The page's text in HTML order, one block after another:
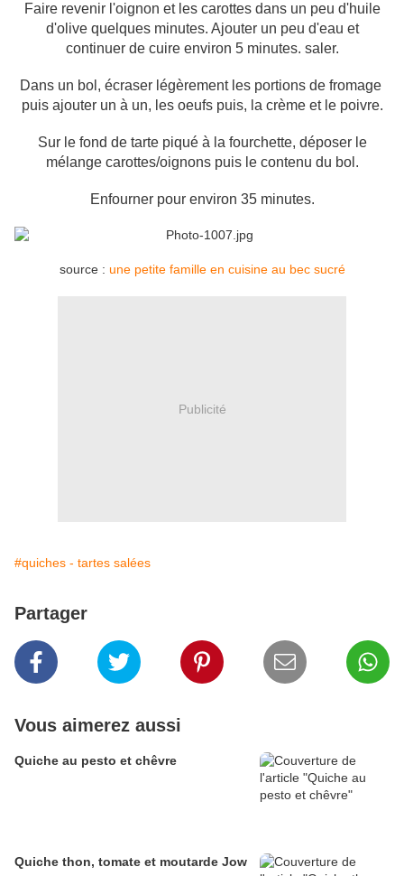
Faire revenir l'oignon et les carottes dans un peu d'huile
d'olive quelques minutes. Ajouter un peu d'eau et
continuer de cuire environ 5 minutes. saler.
Dans un bol, écraser légèrement les portions de fromage
puis ajouter un à un, les oeufs puis, la crème et le poivre.
Sur le fond de tarte piqué à la fourchette, déposer le
mélange carottes/oignons puis le contenu du bol.
Enfourner pour environ 35 minutes.
source : une petite famille en cuisine au bec sucré
Publicité
#quiches - tartes salées
Partager
Vous aimerez aussi
Quiche au pesto et chêvre
Quiche thon, tomate et moutarde Jow